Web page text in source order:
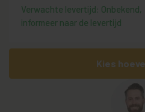
Verwachte levertijd: Onbekend,
informeer naar de levertijd
Kies